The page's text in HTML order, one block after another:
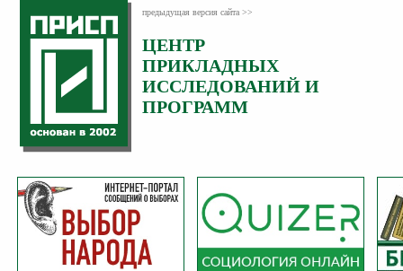
предыдущая версия сайта >>
ЦЕНТР
ПРИКЛАДНЫХ
ИССЛЕДОВАНИЙ И
ПРОГРАММ
Категория:
Комментарии